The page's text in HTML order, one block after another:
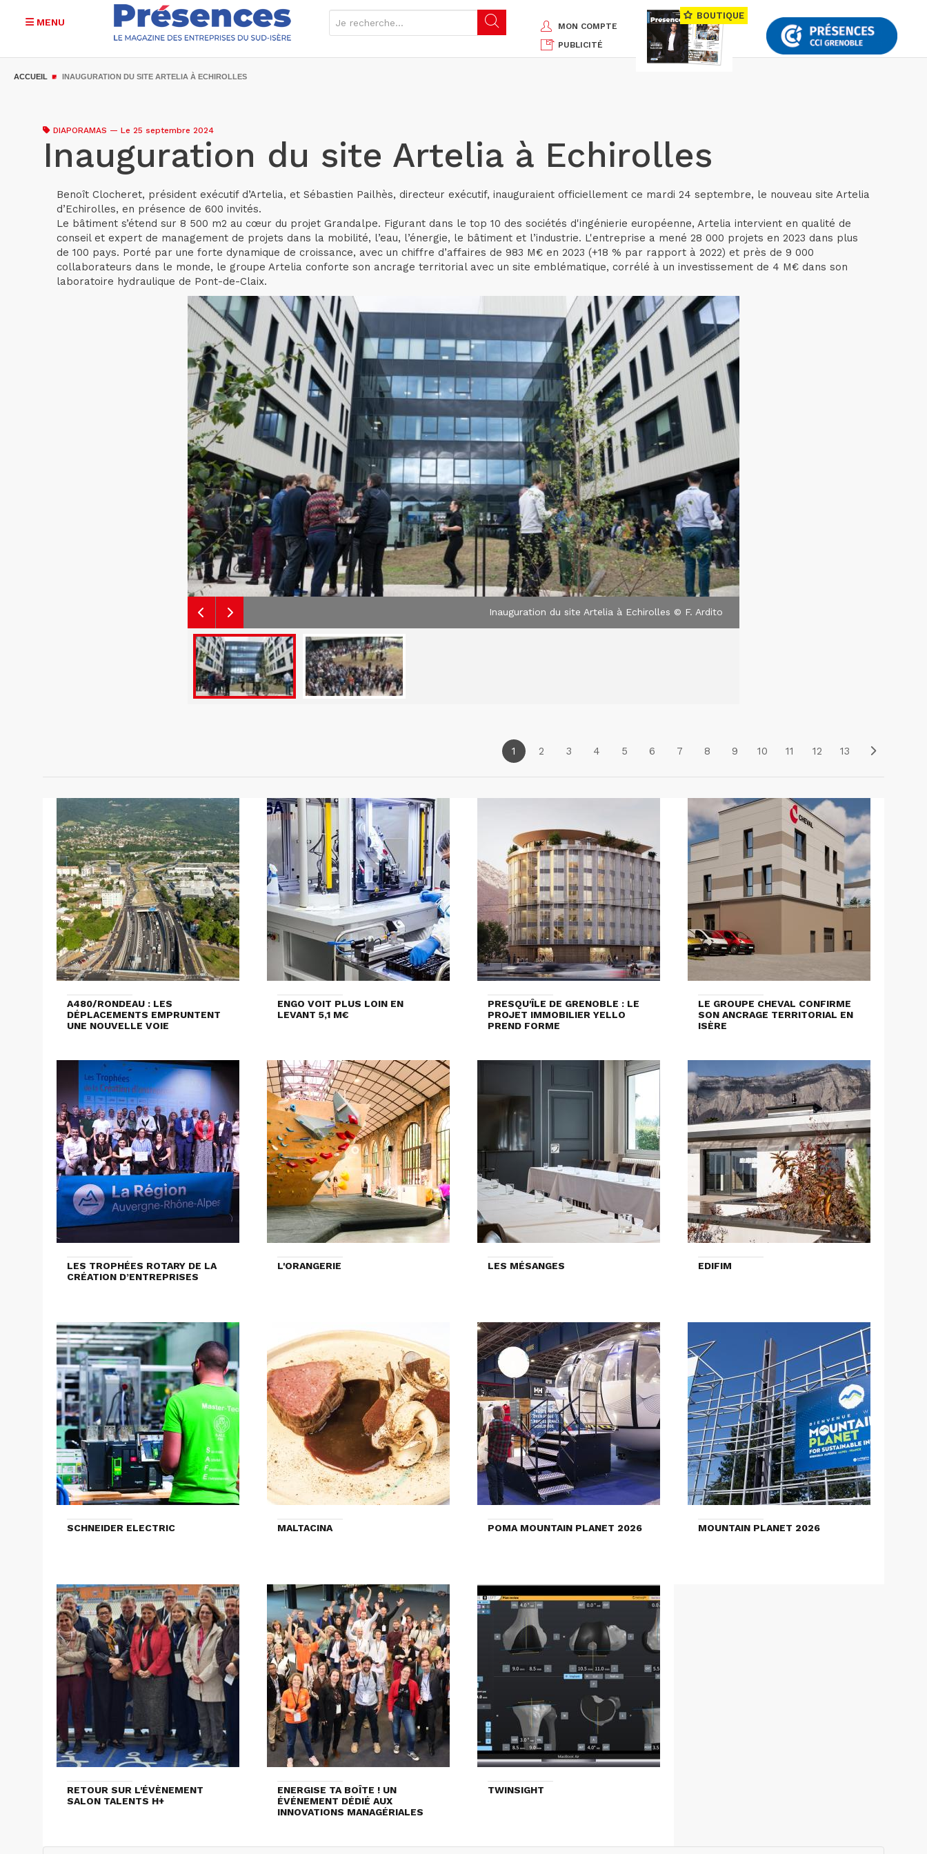
MENU
MON COMPTE
PUBLICITÉ
BOUTIQUE
ACCUEIL INAUGURATION DU SITE ARTELIA À ECHIROLLES
DIAPORAMAS — Le 25 septembre 2024
Inauguration du site Artelia à Echirolles
Benoît Clocheret, président exécutif d’Artelia, et Sébastien Pailhès, directeur exécutif, inauguraient officiellement ce mardi 24 septembre, le nouveau site Artelia
d’Echirolles, en présence de 600 invités.
Le bâtiment s’étend sur 8 500 m2 au cœur du projet Grandalpe. Figurant dans le top 10 des sociétés d'ingénierie européenne, Artelia intervient en qualité de
conseil et expert de management de projets dans la mobilité, l’eau, l’énergie, le bâtiment et l’industrie. L'entreprise a mené 28 000 projets en 2023 dans plus
de 100 pays. Porté par une forte dynamique de croissance, avec un chiffre d’affaires de 983 M€ en 2023 (+18 % par rapport à 2022) et près de 9 000
collaborateurs dans le monde, le groupe Artelia conforte son ancrage territorial avec un site emblématique, corrélé à un investissement de 4 M€ dans son
laboratoire hydraulique de Pont-de-Claix.
Inauguration du site Artelia à Echirolles © F. Ardito
1 2 3 4 5 6 7 8 9 10 11 12 13
A480/RONDEAU : LES
DÉPLACEMENTS EMPRUNTENT
UNE NOUVELLE VOIE
ENGO VOIT PLUS LOIN EN
LEVANT 5,1 M€
PRESQU'ÎLE DE GRENOBLE : LE
PROJET IMMOBILIER YELLO
PREND FORME
LE GROUPE CHEVAL CONFIRME
SON ANCRAGE TERRITORIAL EN
ISÈRE
LES TROPHÉES ROTARY DE LA
CRÉATION D’ENTREPRISES
L'ORANGERIE LES MÉSANGES EDIFIM
SCHNEIDER ELECTRIC MALTACINA POMA MOUNTAIN PLANET 2026 MOUNTAIN PLANET 2026
RETOUR SUR L'ÉVÈNEMENT
SALON TALENTS H+
ENERGISE TA BOÎTE ! UN
ÉVÉNEMENT DÉDIÉ AUX
INNOVATIONS MANAGÉRIALES
TWINSIGHT